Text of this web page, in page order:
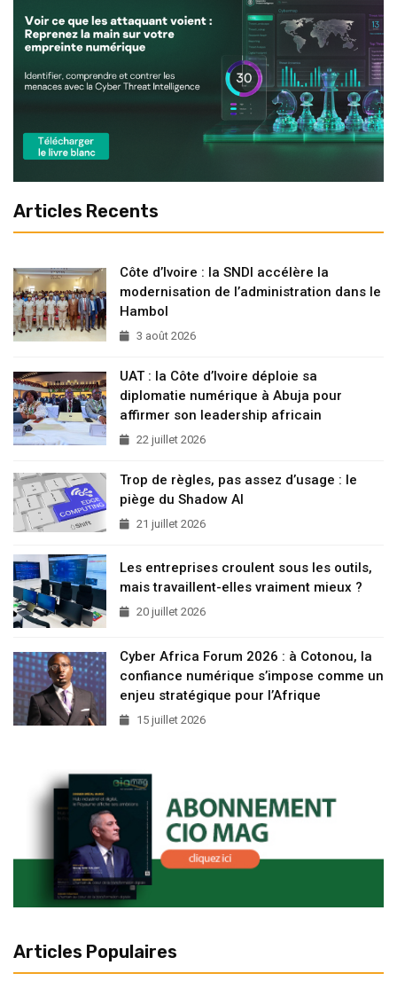
Articles Recents
Côte d’Ivoire : la SNDI accélère la
modernisation de l’administration dans le
Hambol
3 août 2026
UAT : la Côte d’Ivoire déploie sa
diplomatie numérique à Abuja pour
affirmer son leadership africain
22 juillet 2026
Trop de règles, pas assez d’usage : le
piège du Shadow AI
21 juillet 2026
Les entreprises croulent sous les outils,
mais travaillent-elles vraiment mieux ?
20 juillet 2026
Cyber Africa Forum 2026 : à Cotonou, la
confiance numérique s’impose comme un
enjeu stratégique pour l’Afrique
15 juillet 2026
Articles Populaires